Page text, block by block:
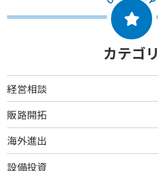
カテゴリ
経営相談
販路開拓
海外進出
設備投資